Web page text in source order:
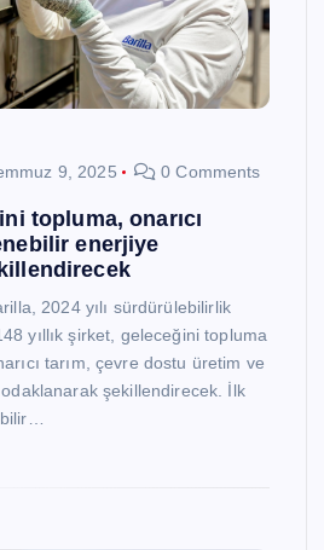
9, 2025 0 Comments
topluma, onarıcı
enerjiye
2024 yılı sürdürülebilirlik
yıllık şirket, geleceğini topluma
tarım, çevre dostu üretim ve
şekillendirecek. İlk